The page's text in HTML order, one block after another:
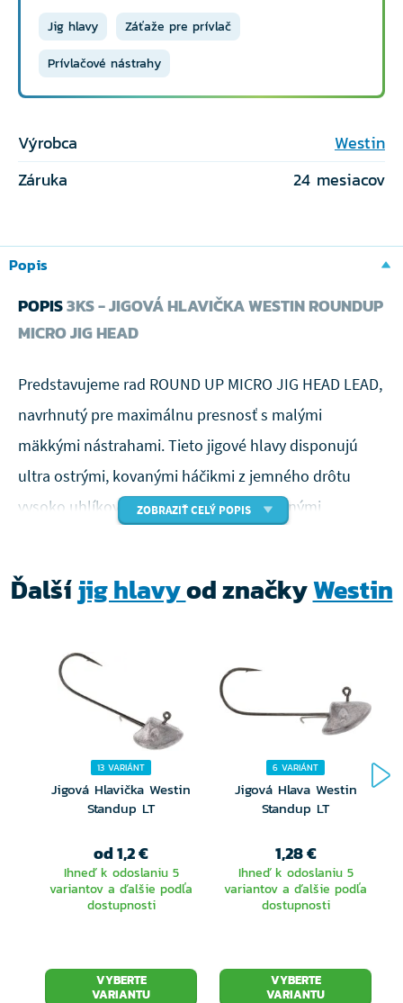
Jig hlavy
Záťaže pre prívlač
Prívlačové nástrahy
Výrobca
Westin
Záruka
24 mesiacov
Popis
POPIS3KS - JIGOVÁ HLAVIČKA WESTIN ROUNDUP
MICRO JIG HEAD
Predstavujeme rad ROUND UP MICRO JIG HEAD LEAD,
navrhnutý pre maximálnu presnosť s malými
mäkkými nástrahami. Tieto jigové hlavy disponujú
ultra ostrými, kovanými háčikmi z jemného drôtu
vysoko uhlíkovej ocele a presne tvarovanými
držiak s keeper systémom a odolný hrot zaručujú
poškodením.
Prírodná leštená farba
Tenký drôt, ultra ostrý háčik
Čierne poniklované prevedenie háčika
Keeper systém pre skvelú priľnavosť nástrahy
Produkt je k dispozícii v niekoľkých hmotnostných a
veľkostných variantoch pre optimálnu všestrannosť
pri rôznych technikách rybolovu.
ZOBRAZIŤ CELÝ POPIS
Ďalšíjig hlavyod značkyWestin
13 VARIÁNT
Jigová Hlavička Westin
Standup LT
od 1,2 €
Ihneď k odoslaniu 5
variantov a ďalšie podľa
dostupnosti
VYBERTE
VARIANTU
6 VARIÁNT
Jigová Hlava Westin
Standup LT
1,28 €
Ihneď k odoslaniu 5
variantov a ďalšie podľa
dostupnosti
VYBERTE
VARIANTU